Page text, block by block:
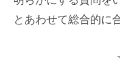
とあわせて総合的に